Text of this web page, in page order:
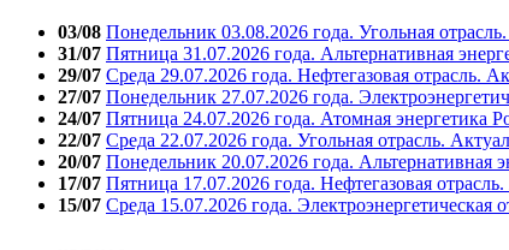
03/08 Понедельник 03.08.2026 года. Угольная
31/07 Пятница 31.07.2026 года. Альтернативная
29/07 Среда 29.07.2026 года. Нефтегазовая отрасль.
27/07 Понедельник 27.07.2026 года.
24/07 Пятница 24.07.2026 года. Атомная энергетика
22/07 Среда 22.07.2026 года. Угольная отрасль.
20/07 Понедельник 20.07.2026 года. Альтернативная
17/07 Пятница 17.07.2026 года. Нефтегазовая
15/07 Среда 15.07.2026 года. Электроэнергетическая